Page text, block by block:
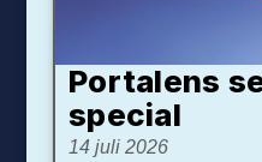
Portalens
special
14 juli 2026